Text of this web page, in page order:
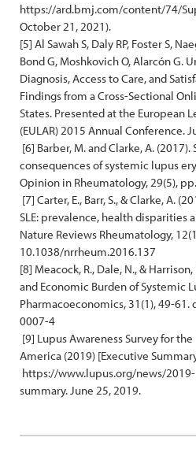
https://ard.bmj.com/content/74/
October 21, 2021).
[5] Al Sawah S, Daly RP, Foster S,
Bond G, Moshkovich O, Alarcón G.
Diagnosis, Access to Care, and
Findings from a Cross-Sectional
States. Presented at the European
(EULAR) 2015 Annual Conference.
[6] Barber, M. and Clarke, A.
consequences of systemic lupus
Opinion in Rheumatology, 29(5),
[7] Carter, E., Barr, S., & Clarke, A.
SLE: prevalence, health disparities
Nature Reviews Rheumatology,
10.1038/nrrheum.2016.137
[8] Meacock, R., Dale, N., &
and Economic Burden of Systemic
Pharmacoeconomics, 31(1), 49-
0007-4
[9] Lupus Awareness Survey for
America (2019) [Executive
https://www.lupus.org/news/
summary. June 25, 2019.